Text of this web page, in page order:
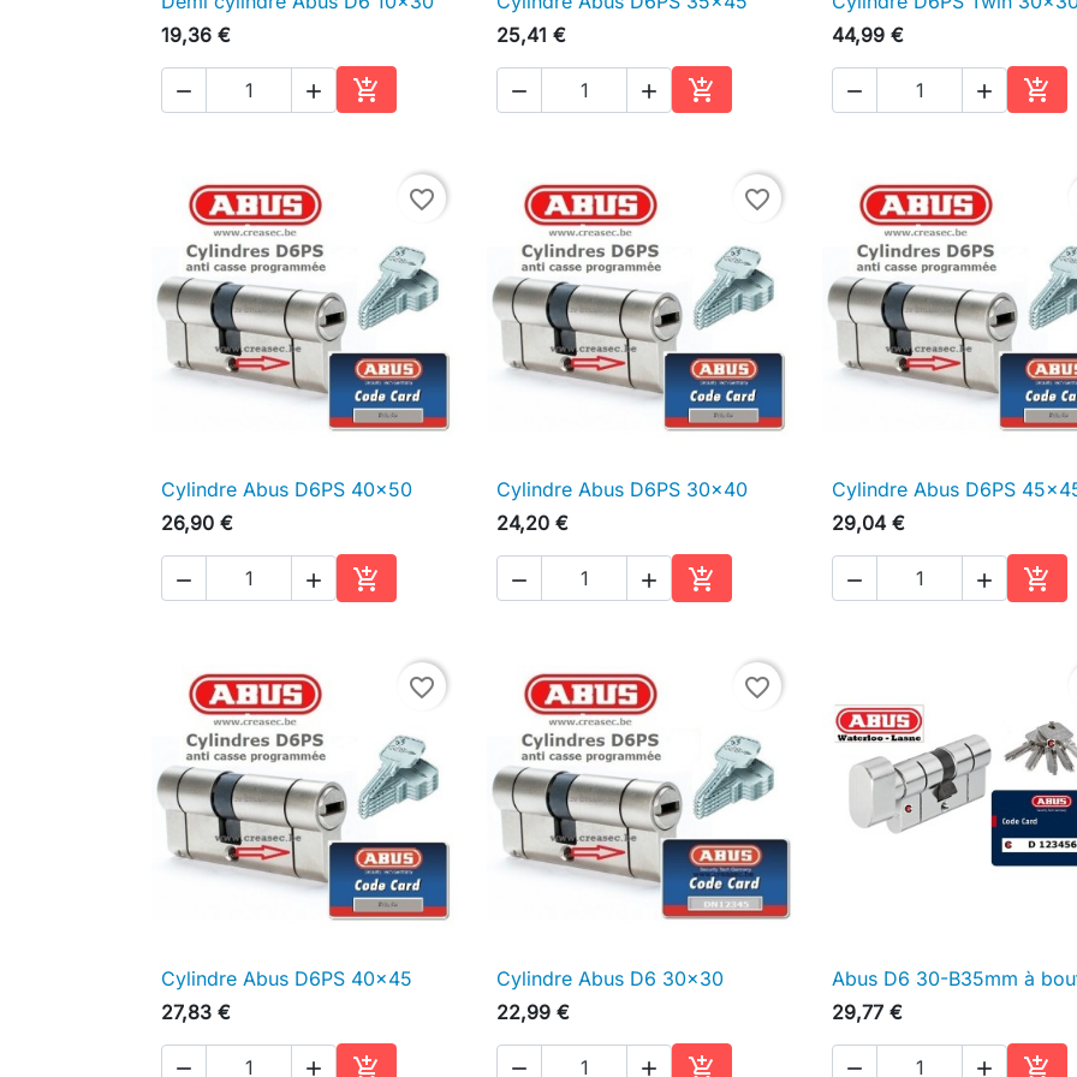
 Aperçu rapide
19,36 €
  
Ajouter au panier
 Aperçu rapide
25,41 €
  
Ajouter au panier
 Aperçu rapide
44,99 €
  
favorite_border
 Aperçu rapide
Cylindre Abus D6PS 40x50
26,90 €
  
Ajouter au panier
favorite_border
 Aperçu rapide
Cylindre Abus D6PS 30x40
24,20 €
  
Ajouter au panier
 Aperçu rapide
Cylindre Abus D6PS
29,04 €
  
favorite_border
 Aperçu rapide
Cylindre Abus D6PS 40x45
27,83 €
  
favorite_border
 Aperçu rapide
Cylindre Abus D6 30x30
22,99 €
  
 Aperçu rapide
Abus D6 30-B35mm à
29,77 €
  